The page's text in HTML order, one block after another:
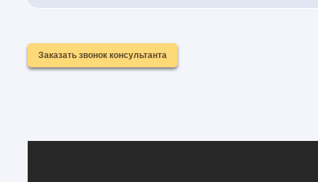
Заказать звонок консультанта